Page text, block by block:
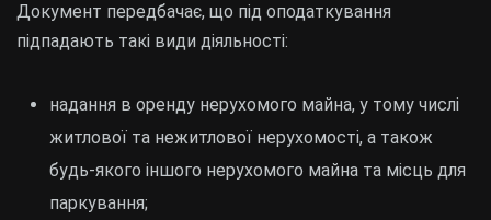
Документ передбачає, що під оподаткування
підпадають такі види діяльності:
надання в оренду нерухомого майна, у тому числі
житлової та нежитлової нерухомості, а також
будь-якого іншого нерухомого майна та місць для
паркування;